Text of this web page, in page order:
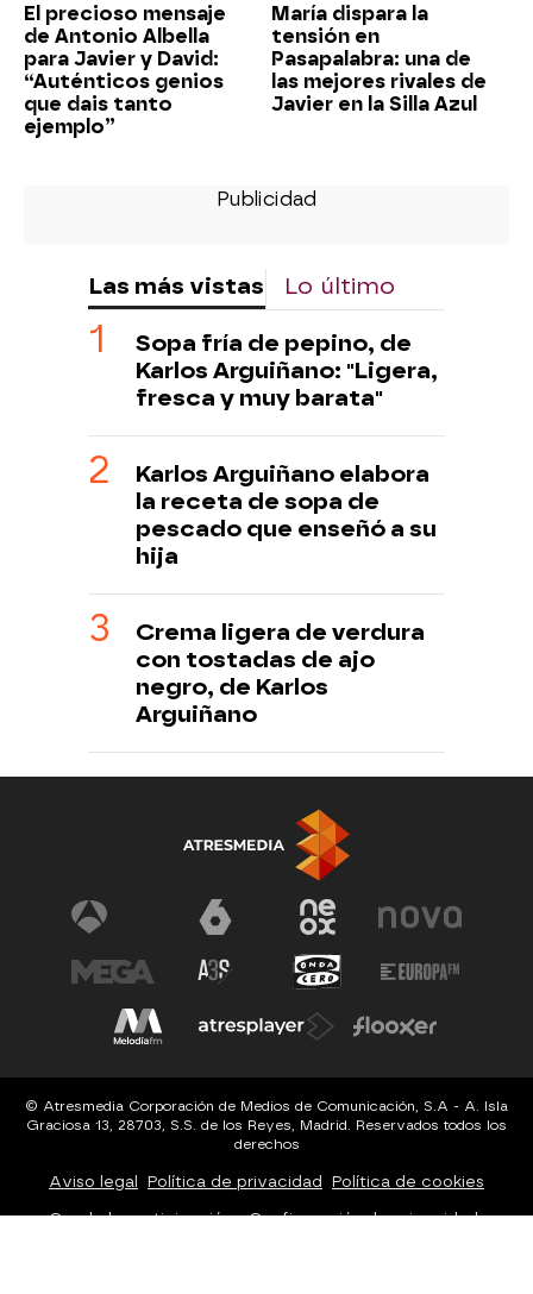
El precioso mensaje
de Antonio Albella
para Javier y David:
“Auténticos genios
que dais tanto
ejemplo”
María dispara la
tensión en
Pasapalabra: una de
las mejores rivales de
Javier en la Silla Azul
Las más vistas Lo último
Sopa fría de pepino, de
Karlos Arguiñano: "Ligera,
fresca y muy barata"
Karlos Arguiñano elabora
la receta de sopa de
pescado que enseñó a su
hija
Crema ligera de verdura
con tostadas de ajo
negro, de Karlos
Arguiñano
© Atresmedia Corporación de Medios de Comunicación, S.A - A. Isla
Graciosa 13, 28703, S.S. de los Reyes, Madrid. Reservados todos los
derechos
Aviso legal Política de privacidad Política de cookies
Cond. de participación Configuración de privacidad